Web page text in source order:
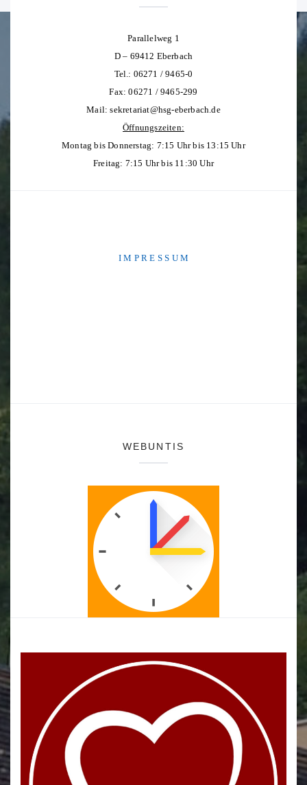
Parallelweg 1
D – 69412 Eberbach
Tel.: 06271 / 9465-0
Fax: 06271 / 9465-299
Mail:sekretariat@hsg-eberbach.de
Öffnungszeiten:
Montag bis Donnerstag: 7:15 Uhr bis 13:15 Uhr
Freitag: 7:15 Uhr bis 11:30 Uhr
I M P R E S S U M
WEBUNTIS